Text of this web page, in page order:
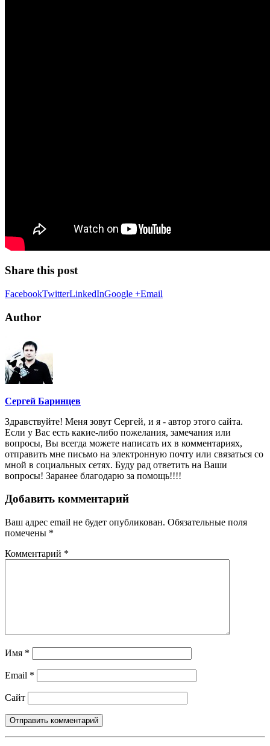
Share this post
FacebookTwitterLinkedInGoogle +Email
Author
Сергей Баринцев
Здравствуйте! Меня зовут Сергей, и я - автор этого сайта.
Если у Вас есть какие-либо пожелания, замечания или
вопросы, Вы всегда можете написать их в комментариях,
отправить мне письмо на электронную почту или связаться со
мной в социальных сетях. Буду рад ответить на Ваши
вопросы! Заранее благодарю за помощь!!!!
Добавить комментарий
Ваш адрес email не будет опубликован. Обязательные поля
помечены *
Комментарий *
Имя *
Email *
Сайт